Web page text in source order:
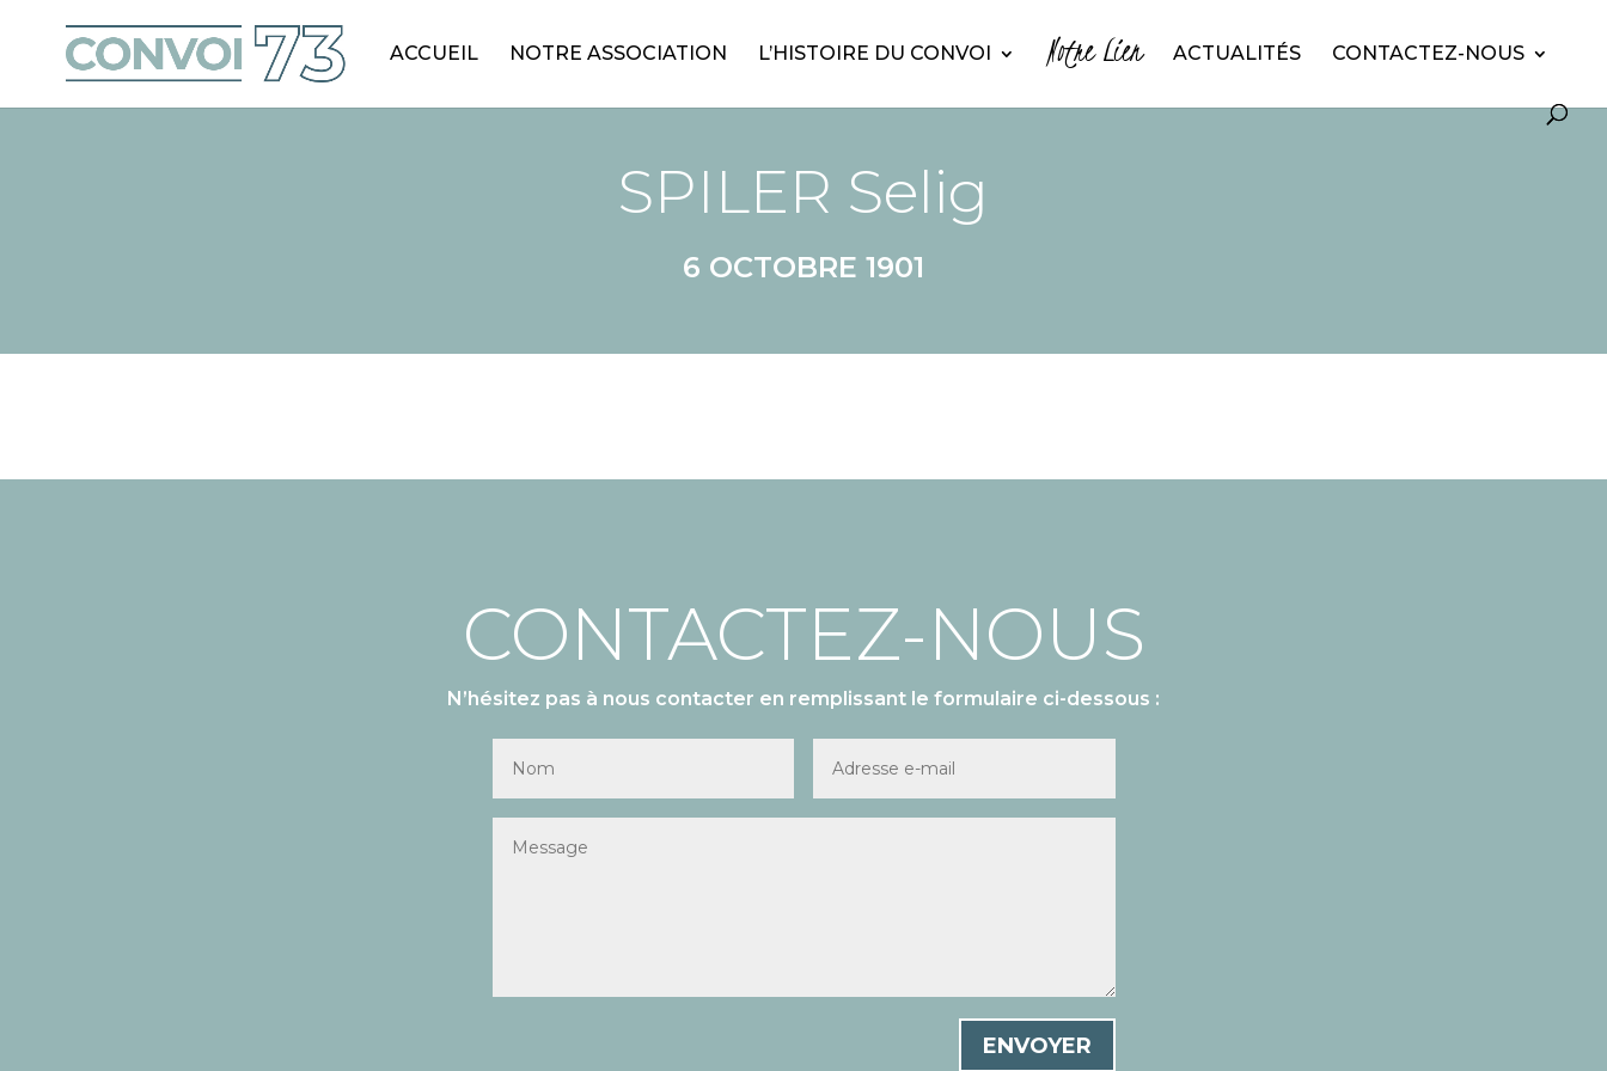
ACCUEIL NOTRE ASSOCIATION L’HISTOIRE DU CONVOI Notre Lien ACTUALITÉS CONTACTEZ-NOUS
SPILER Selig
6 OCTOBRE 1901
CONTACTEZ-NOUS
N’hésitez pas à nous contacter en remplissant le formulaire ci-dessous :
ENVOYER